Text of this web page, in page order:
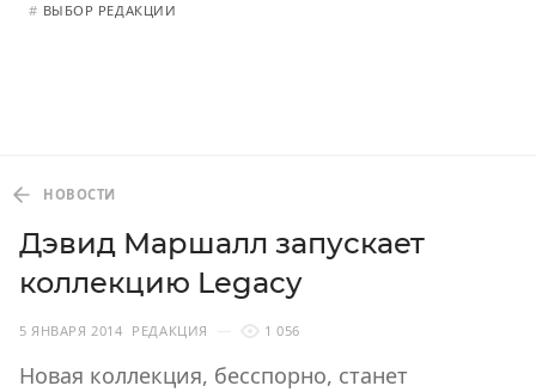
# ВЫБОР РЕДАКЦИИ
НОВОСТИ
Дэвид Маршалл запускает
коллекцию Legacy
5 ЯНВАРЯ 2014 РЕДАКЦИЯ 1 056
Новая коллекция, бесспорно, станет